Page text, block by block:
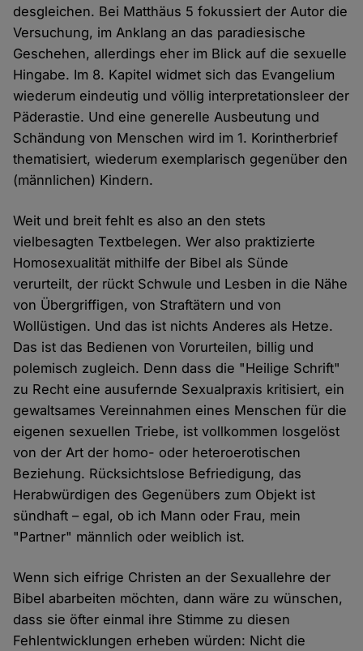
desgleichen. Bei Matthäus 5 fokussiert der Autor die
Versuchung, im Anklang an das paradiesische
Geschehen, allerdings eher im Blick auf die sexuelle
Hingabe. Im 8. Kapitel widmet sich das Evangelium
wiederum eindeutig und völlig interpretationsleer der
Päderastie. Und eine generelle Ausbeutung und
Schändung von Menschen wird im 1. Korintherbrief
thematisiert, wiederum exemplarisch gegenüber den
(männlichen) Kindern.
Weit und breit fehlt es also an den stets
vielbesagten Textbelegen. Wer also praktizierte
Homosexualität mithilfe der Bibel als Sünde
verurteilt, der rückt Schwule und Lesben in die Nähe
von Übergriffigen, von Straftätern und von
Wollüstigen. Und das ist nichts Anderes als Hetze.
Das ist das Bedienen von Vorurteilen, billig und
polemisch zugleich. Denn dass die "Heilige Schrift"
zu Recht eine ausufernde Sexualpraxis kritisiert, ein
gewaltsames Vereinnahmen eines Menschen für die
eigenen sexuellen Triebe, ist vollkommen losgelöst
von der Art der homo- oder heteroerotischen
Beziehung. Rücksichtslose Befriedigung, das
Herabwürdigen des Gegenübers zum Objekt ist
sündhaft – egal, ob ich Mann oder Frau, mein
"Partner" männlich oder weiblich ist.
Wenn sich eifrige Christen an der Sexuallehre der
Bibel abarbeiten möchten, dann wäre zu wünschen,
dass sie öfter einmal ihre Stimme zu diesen
Fehlentwicklungen erheben würden: Nicht die